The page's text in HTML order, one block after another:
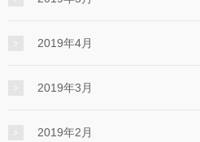
2019年4月
2019年3月
2019年2月